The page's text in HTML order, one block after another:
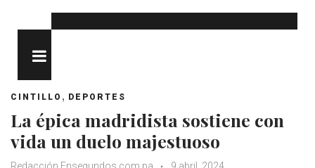
CINTILLO , DEPORTES
La épica madridista sostiene con
vida un duelo majestuoso